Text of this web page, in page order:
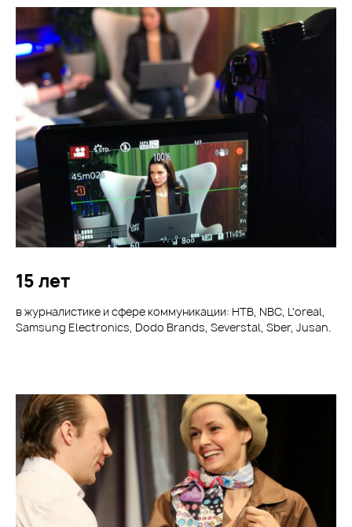
15 лет
в журналистике и сфере коммуникации: НТВ, NBC, L'oreal,
Samsung Electronics, Dodo Brands, Severstal, Sber, Jusan.